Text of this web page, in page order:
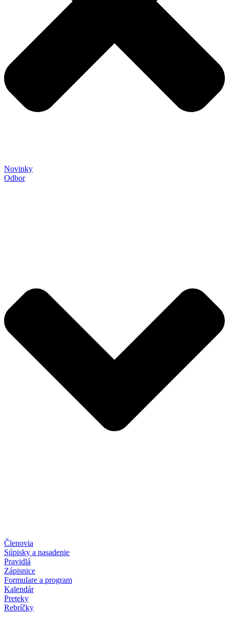
Novinky
Odbor
Členovia
Súpisky a nasadenie
Pravidlá
Zápisnice
Formulare a program
Kalendár
Preteky
Rebríčky